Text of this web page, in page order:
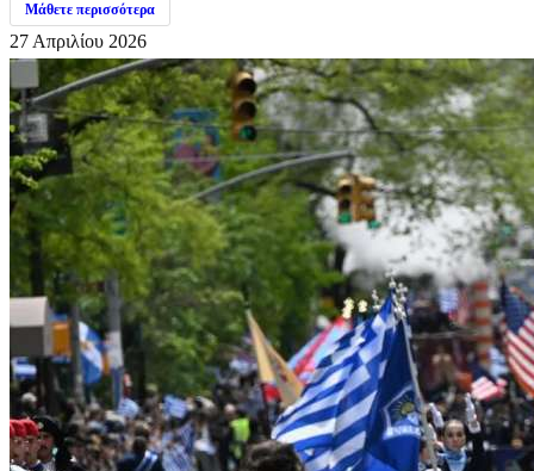
Μάθετε περισσότερα
27 Απριλίου 2026